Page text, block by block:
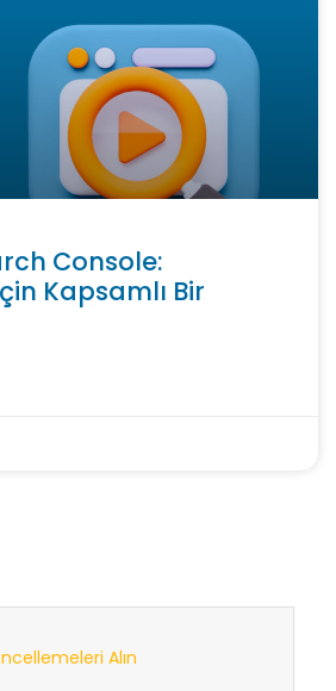
Console:
Kapsamlı Bir
Alın